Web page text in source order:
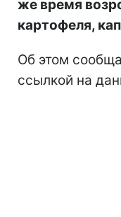
же время
картофеля,
Об этом
ссылкой на